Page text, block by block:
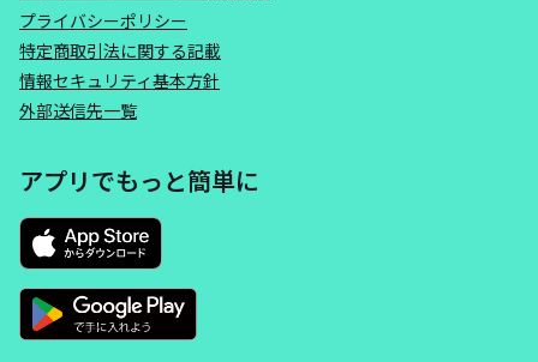
プライバシーポリシー
特定商取引法に関する記載
情報セキュリティ基本方針
外部送信先一覧
アプリでもっと簡単に